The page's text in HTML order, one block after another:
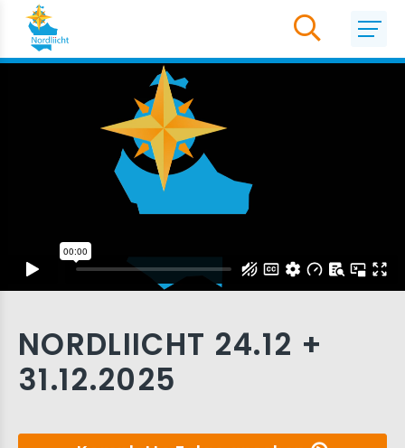
NORDLIICHT 24.12 +
31.12.2025